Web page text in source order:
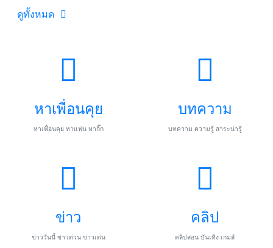
ดูทั้งหมด
หาเพื่อนคุย
หาเพื่อนคุย หาแฟน หากิ๊ก
บทความ
บทความ ความรู้ สาระน่ารู้
ข่าว
ข่าววันนี้ ข่าวด่วน ข่าวเด่น
คลิป
คลิปสอน บันเทิง เกมส์